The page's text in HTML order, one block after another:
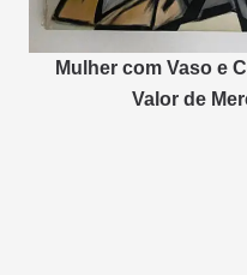
Mulher com Vaso e
Valor de